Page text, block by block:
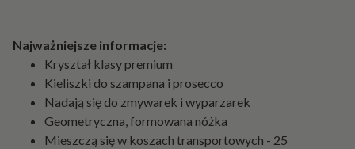
Najważniejsze informacje:
Kryształ klasy premium
Kieliszki do szampana i prosecco
Nadają się do zmywarek i wyparzarek
Geometryczna, formowana nóżka
Mieszczą się w koszach transportowych - 25